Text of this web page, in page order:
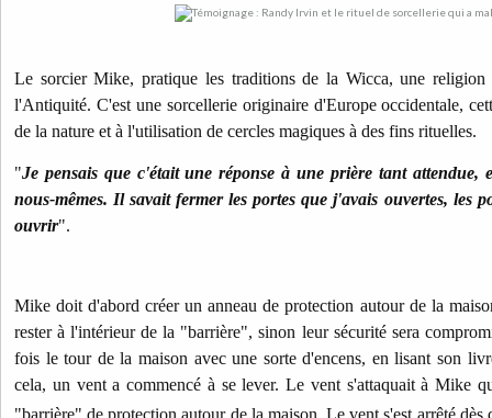
Le sorcier Mike, pratique les traditions de la Wicca, une religion
l'Antiquité. C'est une sorcellerie originaire d'Europe occidentale,
de la nature et à l'utilisation de cercles magiques à des fins rituelles.
"Je pensais que c'était une réponse à une prière tant attendue,
nous-mêmes. Il savait fermer les portes que j'avais ouvertes, les
ouvrir".
Mike doit d'abord créer un anneau de protection autour de la
rester à l'intérieur de la "barrière", sinon leur sécurité sera
fois le tour de la maison avec une sorte d'encens, en lisant son
cela, un vent a commencé à se lever. Le vent s'attaquait à Mike